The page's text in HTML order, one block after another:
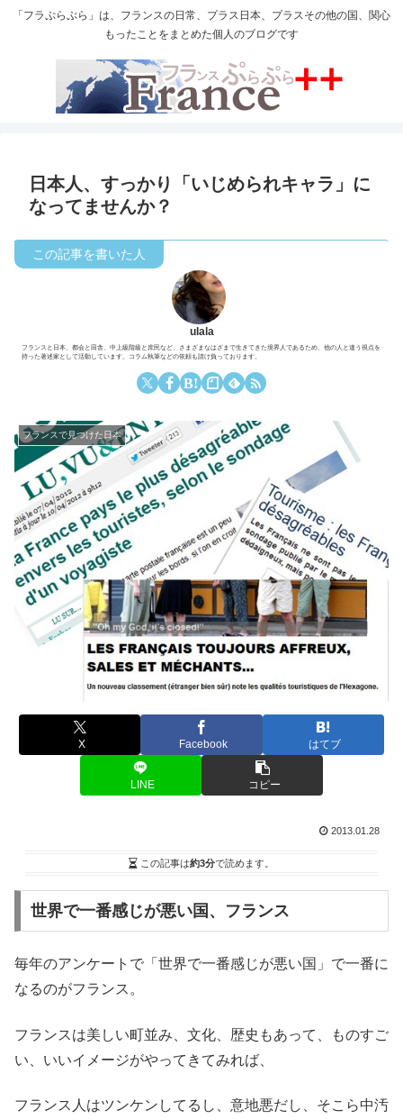
「フラぷらぷら」は、フランスの日常、プラス日本、プラスその他の国、関心
もったことをまとめた個人のブログです
日本人、すっかり「いじめられキャラ」に
なってませんか？
ulala
フランスと日本、都会と田舎、中上級階級と庶民など、さまざまなはざまで生きてきた境界人であるため、他の人と違う視点を
持った著述家として活動しています。コラム執筆などの依頼も請け負っております。
フランスで見つけた日本
X Facebook はてブ
LINE コピー
2013.01.28
この記事は約3分で読めます。
世界で一番感じが悪い国、フランス
毎年のアンケートで「世界で一番感じが悪い国」で一番に
なるのがフランス。
フランスは美しい町並み、文化、歴史もあって、ものすご
い、いいイメージがやってきてみれば、
フランス人はツンケンしてるし、意地悪だし、そこら中汚